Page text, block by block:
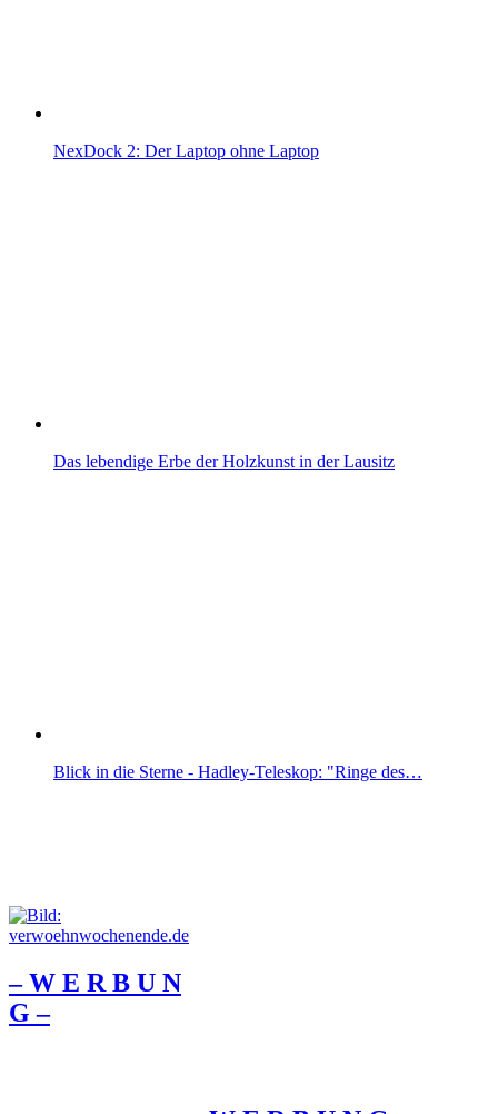
NexDock 2: Der Laptop ohne Laptop
Das lebendige Erbe der Holzkunst in der Lausitz
Blick in die Sterne - Hadley-Teleskop: "Ringe des…
– W Ε R Β U Ν
G –